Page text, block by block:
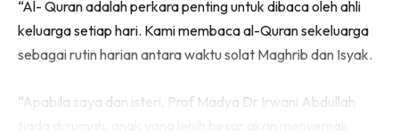
“Al- Quran adalah perkara penting untuk dibaca oleh ahli
keluarga setiap hari. Kami membaca al-Quran sekeluarga
sebagai rutin harian antara waktu solat Maghrib dan Isyak.
“Apabila saya dan isteri, Prof Madya Dr Irwani Abdullah